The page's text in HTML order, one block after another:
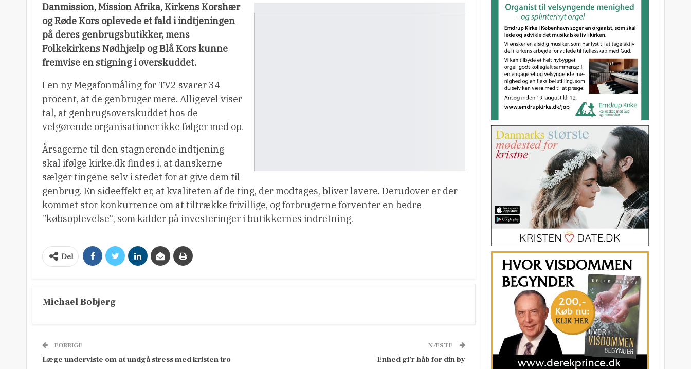
Danmission, Mission Afrika, Kirkens Korshær
og Røde Kors oplevede et fald i indtjeningen
på deres genbrugsbutikker, mens
Folkekirkens Nødhjælp og Blå Kors kunne
fremvise en stigning i overskuddet.
I en ny Megafonmåling for TV2 svarer 34
procent, at de genbruger mere. Alligevel viser
tal, at genbrugsoverskuddet hos de
velgørende organisationer ikke følger med op.
Årsagerne til den stagnerende indtjening
skal ifølge kirke.dk findes i, at danskerne
sælger tingene selv i stedet for at give dem til
genbrug. En sideeffekt er, at kvaliteten af de ting, der modtages, bliver lavere. Derudover er der
kommet stor konkurrence om at tiltrække frivillige, og forbrugerne forventer en bedre
”købsoplevelse”, som kalder på investeringer i butikkernes indretning.
Del
Michael Bobjerg
FORRIGE
Læge underviste om at undgå stress med kristen tro
NÆSTE
Enhed gi’r håb for din by